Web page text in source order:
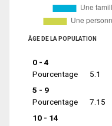
ÂGE DE LA POPULATION
0 - 4
Pourcentage
5.1
5 - 9
Pourcentage
7.15
10 - 14